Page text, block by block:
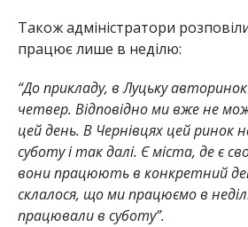
Також адміністратори
працює лише в неділю:
“До прикладу, в Луцьку
четвер. Відповідно ми вже не
цей день. В Чернівцях цей ринок
суботу і так далі. Є міста, де є
вони працюють в конкретний
склалося, що ми працюємо в
працювали в суботу”.